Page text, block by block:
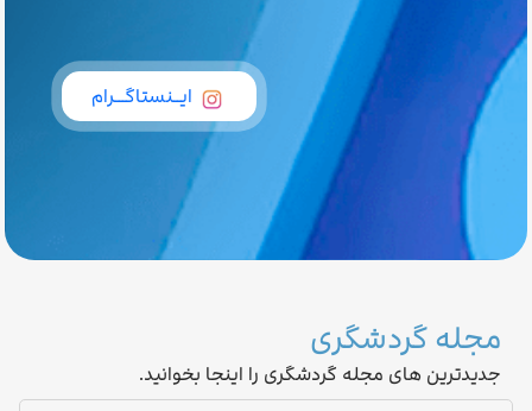
ایــنستاگـــرام
مجله گردشگری
جدیدترین های مجله گردشگری را اینجا بخوانید.